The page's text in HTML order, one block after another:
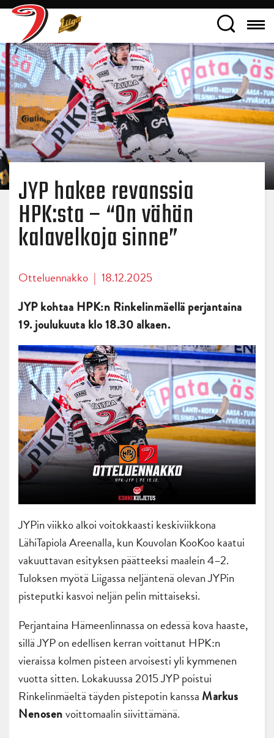
JYP hakee revanssia
HPK:sta – “On vähän
kalavelkoja sinne”
Otteluennakko | 18.12.2025
JYP kohtaa HPK:n Rinkelinmäellä perjantaina
19. joulukuuta klo 18.30 alkaen.
JYPin viikko alkoi voitokkaasti keskiviikkona
LähiTapiola Areenalla, kun Kouvolan KooKoo kaatui
vakuuttavan esityksen päätteeksi maalein 4–2.
Tuloksen myötä Liigassa neljäntenä olevan JYPin
pisteputki kasvoi neljän pelin mittaiseksi.
Perjantaina Hämeenlinnassa on edessä kova haaste,
sillä JYP on edellisen kerran voittanut HPK:n
vieraissa kolmen pisteen arvoisesti yli kymmenen
vuotta sitten. Lokakuussa 2015 JYP poistui
Rinkelinmäeltä täyden pistepotin kanssa Markus
Nenosenvoittomaalin siivittämänä.